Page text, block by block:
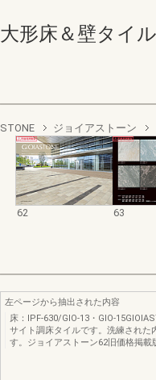
大形床＆壁タイ
STONE ジョイアストーン
62 63
左ページから抽出された内容
床：IPF‐630/GIO‐13・
サイト調床タイルです。洗練された
す。ジョイアストーン62旧価格掲載